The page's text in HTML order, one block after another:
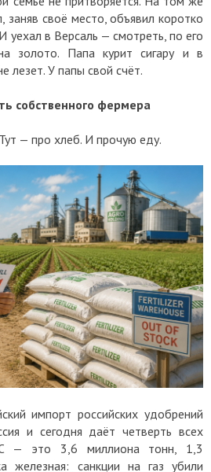
заняв своё место, объявил коротко
уехал в Версаль — смотреть, по его
золото. Папа курит сигару и в
лезет. У папы свой счёт.
собственного фермера
— про хлеб. И прочую еду.
импорт российских удобрений
и сегодня даёт четверть всех
— это 3,6 миллиона тонн, 1,3
железная: санкции на газ убили